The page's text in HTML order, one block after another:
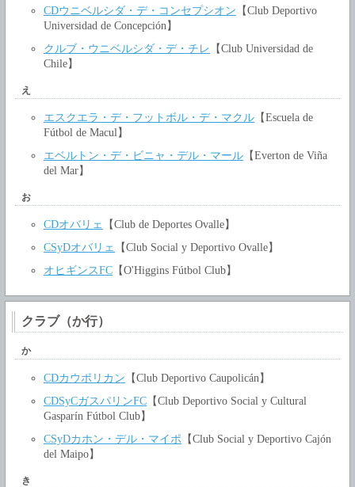
CDウニベルシダ・デ・コンセプシオン 【Club Deportivo
Universidad de Concepción】
クルブ・ウニベルシダ・デ・チレ
【Club Universidad de
Chile】
え
エスクエラ・デ・フットボル・デ・マクル 【Escuela de
Fútbol de Macul】
エベルトン・デ・ビニャ・デル・マール 【Everton de Viña
del Mar】
お
CDオバリェ
【Club de Deportes Ovalle】
CSyDオバリェ
【Club Social y Deportivo Ovalle】
オヒギンスFC 【O'Higgins Fútbol Club】
クラブ（か行）
か
CDカウポリカン 【Club Deportivo Caupolicán】
CDSyCガスパリンFC 【Club Deportivo Social y Cultural
Gasparín Fútbol Club】
CSyDカホン・デル・マイポ 【Club Social y Deportivo Cajón
del Maipo】
き